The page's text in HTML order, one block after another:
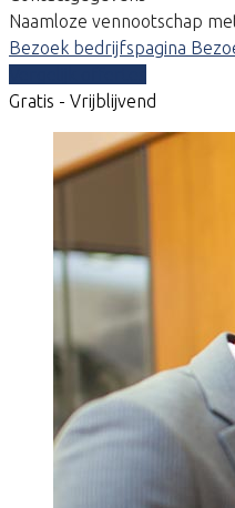
Naamloze vennootschap
Bezoek bedrijfspagina
Gratis - Vrijblijvend